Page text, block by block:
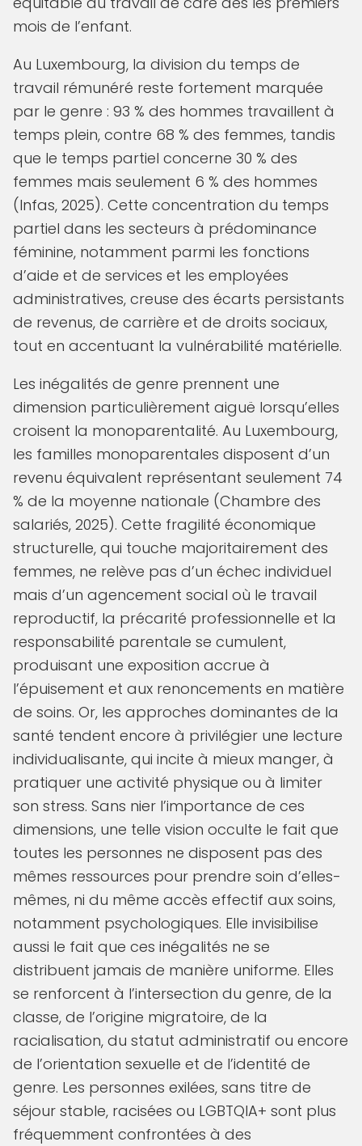
mois de l’enfant.
Au Luxembourg, la division du temps de
travail rémunéré reste fortement marquée
par le genre : 93 % des hommes travaillent à
temps plein, contre 68 % des femmes, tandis
que le temps partiel concerne 30 % des
femmes mais seulement 6 % des hommes
(Infas, 2025). Cette concentration du temps
partiel dans les secteurs à prédominance
féminine, notamment parmi les fonctions
d’aide et de services et les employées
administratives, creuse des écarts persistants
de revenus, de carrière et de droits sociaux,
tout en accentuant la vulnérabilité matérielle.
Les inégalités de genre prennent une
dimension particulièrement aiguë lorsqu’elles
croisent la monoparentalité. Au Luxembourg,
les familles monoparentales disposent d’un
revenu équivalent représentant seulement 74
% de la moyenne nationale (Chambre des
salariés, 2025). Cette fragilité économique
structurelle, qui touche majoritairement des
femmes, ne relève pas d’un échec individuel
mais d’un agencement social où le travail
reproductif, la précarité professionnelle et la
responsabilité parentale se cumulent,
produisant une exposition accrue à
l’épuisement et aux renoncements en matière
de soins. Or, les approches dominantes de la
santé tendent encore à privilégier une lecture
individualisante, qui incite à mieux manger, à
pratiquer une activité physique ou à limiter
son stress. Sans nier l’importance de ces
dimensions, une telle vision occulte le fait que
toutes les personnes ne disposent pas des
mêmes ressources pour prendre soin d’elles-
mêmes, ni du même accès effectif aux soins,
notamment psychologiques. Elle invisibilise
aussi le fait que ces inégalités ne se
distribuent jamais de manière uniforme. Elles
se renforcent à l’intersection du genre, de la
classe, de l’origine migratoire, de la
racialisation, du statut administratif ou encore
de l’orientation sexuelle et de l’identité de
genre. Les personnes exilées, sans titre de
séjour stable, racisées ou LGBTQIA+ sont plus
fréquemment confrontées à des